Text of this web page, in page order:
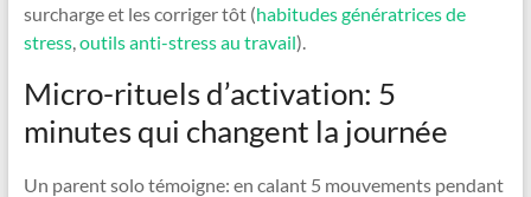
surcharge et les corriger tôt (habitudes génératrices de
stress,outils anti-stress au travail).
Micro-rituels d’activation: 5
minutes qui changent la journée
Un parent solo témoigne: en calant 5 mouvements pendant